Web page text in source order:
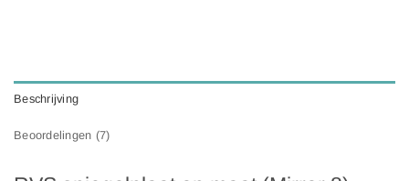
Beschrijving
Beoordelingen (7)